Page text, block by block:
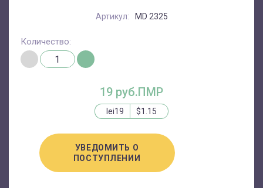
Артикул: MD 2325
19 руб.ПМР
lei19 $1.15
УВЕДОМИТЬ О
ПОСТУПЛЕНИИ
Количество: